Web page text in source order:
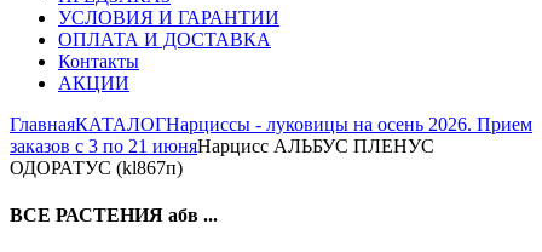
УСЛОВИЯ И ГАРАНТИИ
ОПЛАТА И ДОСТАВКА
Контакты
АКЦИИ
ГлавнаяКАТАЛОГНарциссы - луковицы на осень 2026. Прием
заказов с 3 по 21 июняНарцисс АЛЬБУС ПЛЕНУС
ОДОРАТУС (kl867п)
ВСЕ РАСТЕНИЯ абв ...